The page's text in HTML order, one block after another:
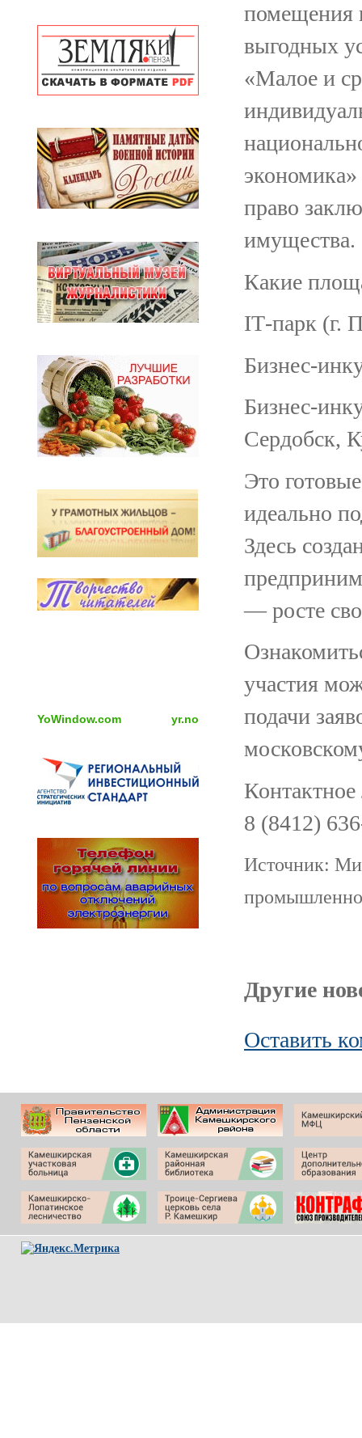
YoWindow.com yr.no
помещения
выгодных
«Малое и
право
имущества.
Какие
IT‑парк (г.
Сердобск,
Это
идеально
Здесь
— росте
участия
подачи
8 (8412)
Источник:
Другие
Оставить